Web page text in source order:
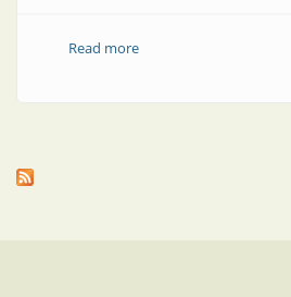
Read moreabout Nota técnica |